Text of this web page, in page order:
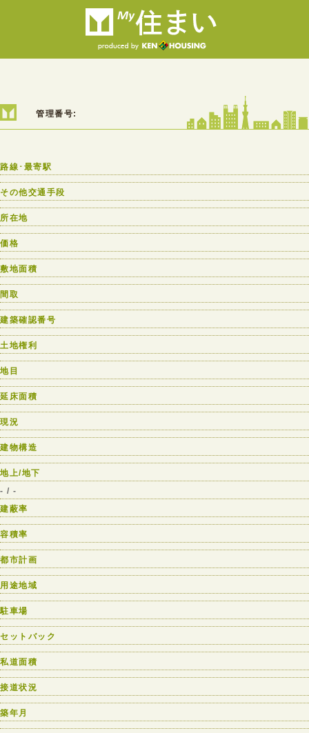
管理番号:
路線･最寄駅
その他交通手段
所在地
価格
敷地面積
間取
建築確認番号
土地権利
地目
延床面積
現況
建物構造
地上/地下
- / -
建蔽率
容積率
都市計画
用途地域
駐車場
セットバック
私道面積
接道状況
築年月